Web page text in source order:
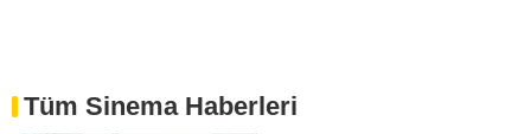
Tüm Sinema Haberleri